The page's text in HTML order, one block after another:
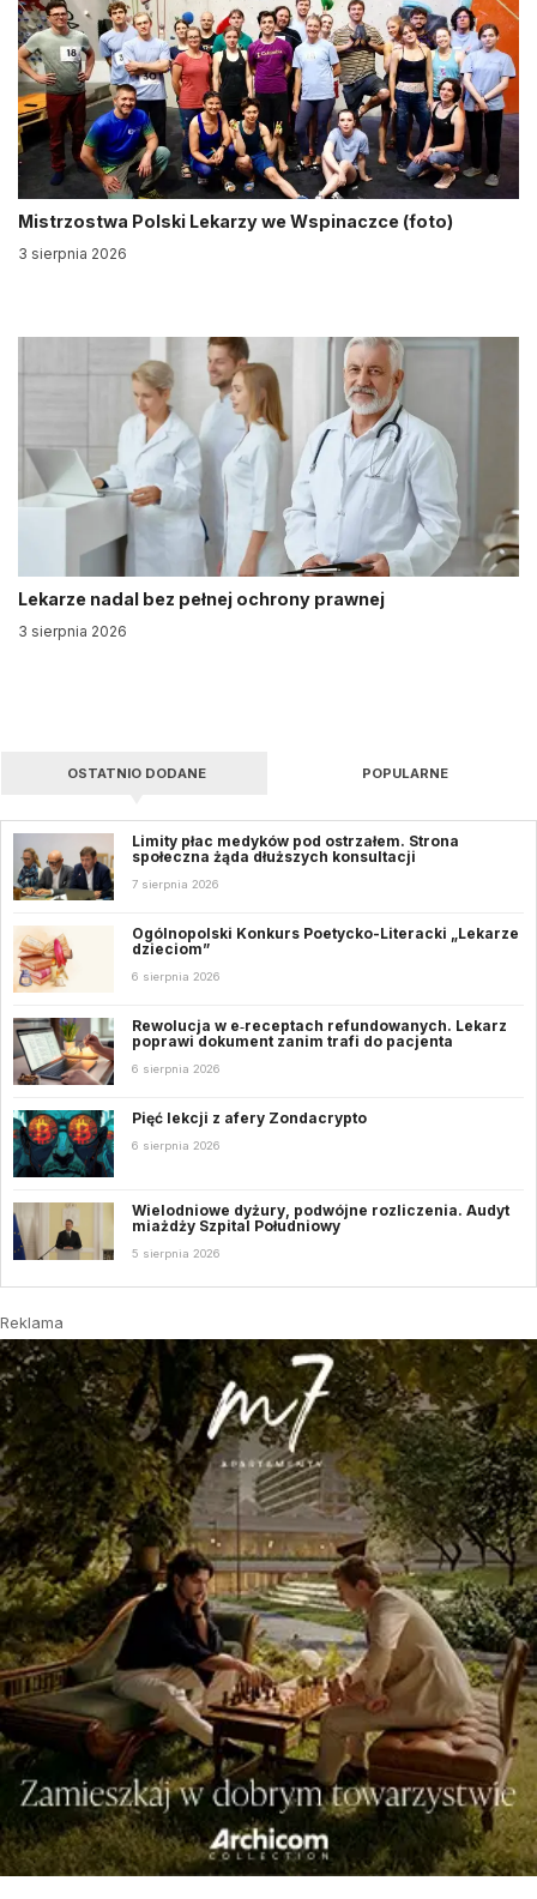
Mistrzostwa Polski Lekarzy we Wspinaczce (foto)
3 sierpnia 2026
Lekarze nadal bez pełnej ochrony prawnej
3 sierpnia 2026
OSTATNIO DODANE POPULARNE
Limity płac medyków pod ostrzałem. Strona
społeczna żąda dłuższych konsultacji
7 sierpnia 2026
Ogólnopolski Konkurs Poetycko-Literacki „Lekarze
dzieciom”
6 sierpnia 2026
Rewolucja w e‑receptach refundowanych. Lekarz
poprawi dokument zanim trafi do pacjenta
6 sierpnia 2026
Pięć lekcji z afery Zondacrypto
6 sierpnia 2026
Wielodniowe dyżury, podwójne rozliczenia. Audyt
miażdży Szpital Południowy
5 sierpnia 2026
Reklama